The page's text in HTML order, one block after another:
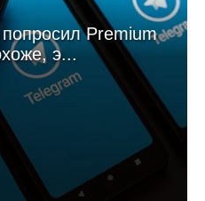
Premium
э...